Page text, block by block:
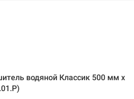
водяной Классик 500 мм x